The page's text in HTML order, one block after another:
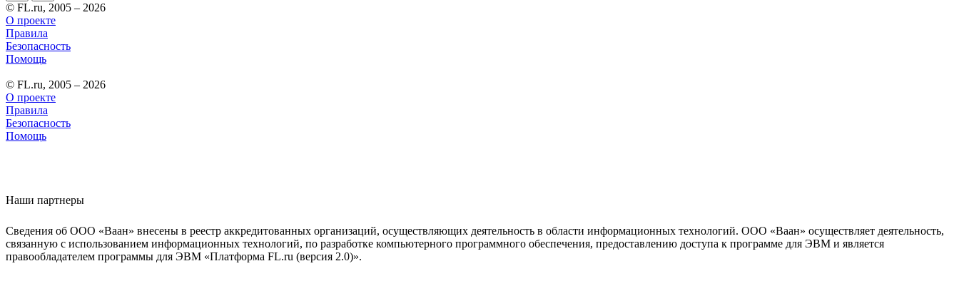
© FL.ru, 2005 – 2026
О проекте
Правила
Безопасность
Помощь
© FL.ru, 2005 – 2026
О проекте
Правила
Безопасность
Помощь
Наши партнеры
Сведения об ООО «Ваан» внесены в реестр аккредитованных организаций, осуществляющих деятельность в области информационных технологий. ООО «Ваан» осуществляет деятельность,
связанную с использованием информационных технологий, по разработке компьютерного программного обеспечения, предоставлению доступа к программе для ЭВМ и является
правообладателем программы для ЭВМ «Платформа FL.ru (версия 2.0)».